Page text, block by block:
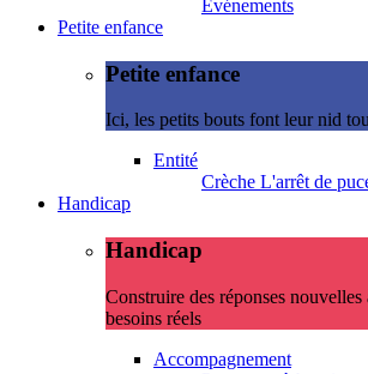
Evénements
Petite enfance
Petite enfance
Ici, les petits bouts font leur nid
Entité
Crèche L'arrêt de
Handicap
Handicap
Construire des réponses nouvelles
besoins réels
Accompagnement